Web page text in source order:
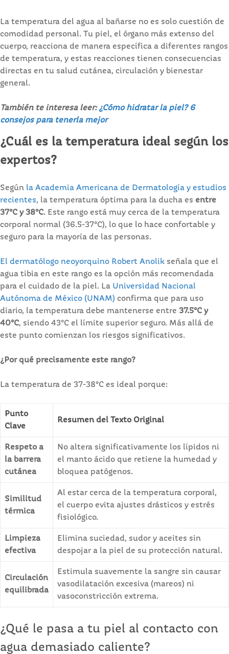
La temperatura del agua al bañarse no es solo cuestión de
comodidad personal. Tu piel, el órgano más extenso del
cuerpo, reacciona de manera específica a diferentes rangos
de temperatura, y estas reacciones tienen consecuencias
directas en tu salud cutánea, circulación y bienestar
general.
También te interesa leer:¿Cómo hidratar la piel? 6
consejos para tenerla mejor
¿Cuál es la temperatura ideal según los
expertos?
Según la Academia Americana de Dermatología y estudios
recientes, la temperatura óptima para la ducha es entre
37°C y 38°C. Este rango está muy cerca de la temperatura
corporal normal (36.5-37°C), lo que lo hace confortable y
seguro para la mayoría de las personas.
El dermatólogo neoyorquino Robert Anolik señala que el
agua tibia en este rango es la opción más recomendada
para el cuidado de la piel. La Universidad Nacional
Autónoma de México (UNAM) confirma que para uso
diario, la temperatura debe mantenerse entre 37.5°C y
40°C, siendo 43°C el límite superior seguro. Más allá de
este punto comienzan los riesgos significativos.
¿Por qué precisamente este rango?
La temperatura de 37-38°C es ideal porque:
Punto
Clave
Resumen del Texto Original
Respeto a
la barrera
cutánea
No altera significativamente los lípidos ni
el manto ácido que retiene la humedad y
bloquea patógenos.
Similitud
térmica
Al estar cerca de la temperatura corporal,
el cuerpo evita ajustes drásticos y estrés
fisiológico.
Limpieza
efectiva
Elimina suciedad, sudor y aceites sin
despojar a la piel de su protección natural.
Circulación
equilibrada
Estimula suavemente la sangre sin causar
vasodilatación excesiva (mareos) ni
vasoconstricción extrema.
¿Qué le pasa a tu piel al contacto con
agua demasiado caliente?